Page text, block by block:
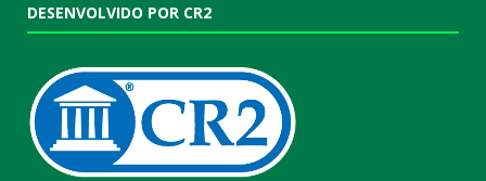
DESENVOLVIDO POR CR2